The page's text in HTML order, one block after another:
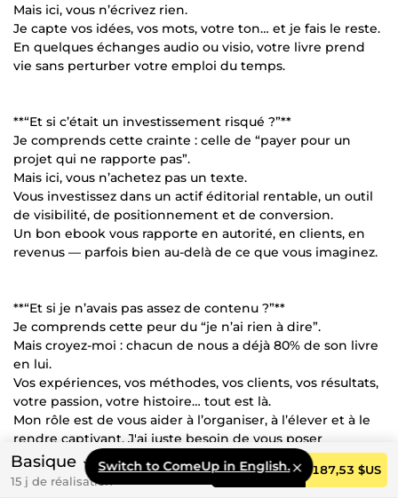
Mais ici, vous n’écrivez rien.
Je capte vos idées, vos mots, votre ton… et je fais le reste.
En quelques échanges audio ou visio, votre livre prend
vie sans perturber votre emploi du temps.
**“Et si c’était un investissement risqué ?”**
Je comprends cette crainte : celle de “payer pour un
projet qui ne rapporte pas”.
Mais ici, vous n’achetez pas un texte.
Vous investissez dans un actif éditorial rentable, un outil
de visibilité, de positionnement et de conversion.
Un bon ebook vous rapporte en autorité, en clients, en
revenus — parfois bien au-delà de ce que vous imaginez.
**“Et si je n’avais pas assez de contenu ?”**
Je comprends cette peur du “je n’ai rien à dire”.
Mais croyez-moi : chacun de nous a déjà 80% de son livre
en lui.
Vos expériences, vos méthodes, vos clients, vos résultats,
votre passion, votre histoire… tout est là.
Mon rôle est de vous aider à l’organiser, à l’élever et à le
rendre captivant. J'ai juste besoin de vous poser
quelques questions.
Basique
15 j de réalisation
Commander 187,53 $US
Switch to ComeUp in English.